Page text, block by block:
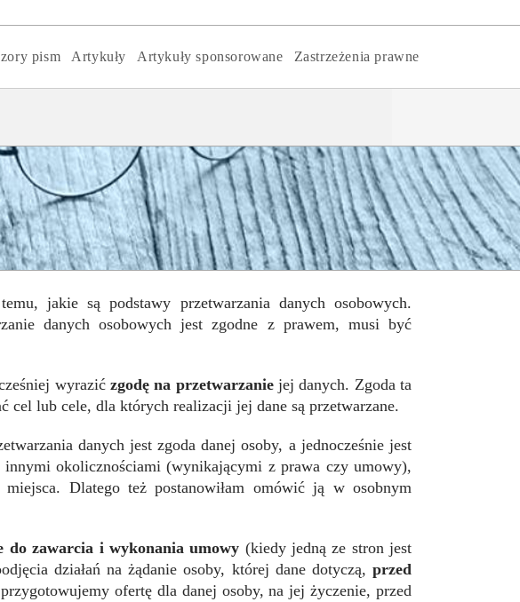
pism Artykuły Artykuły sponsorowane Zastrzeżenia prawne
jakie są podstawy przetwarzania danych osobowych.
danych osobowych jest zgodne z prawem, musi być
wyrazić zgodę na przetwarzaniejej danych. Zgoda ta
cel lub cele, dla których realizacji jej dane są przetwarzane.
danych jest zgoda danej osoby, a jednocześnie jest
innymi okolicznościami (wynikającymi z prawa czy umowy),
Dlatego też postanowiłam omówić ją w osobnym
do zawarcia i wykonania umowy (kiedy jedną ze stron jest
działań na żądanie osoby, której dane dotyczą, przed
ofertę dla danej osoby, na jej życzenie, przed